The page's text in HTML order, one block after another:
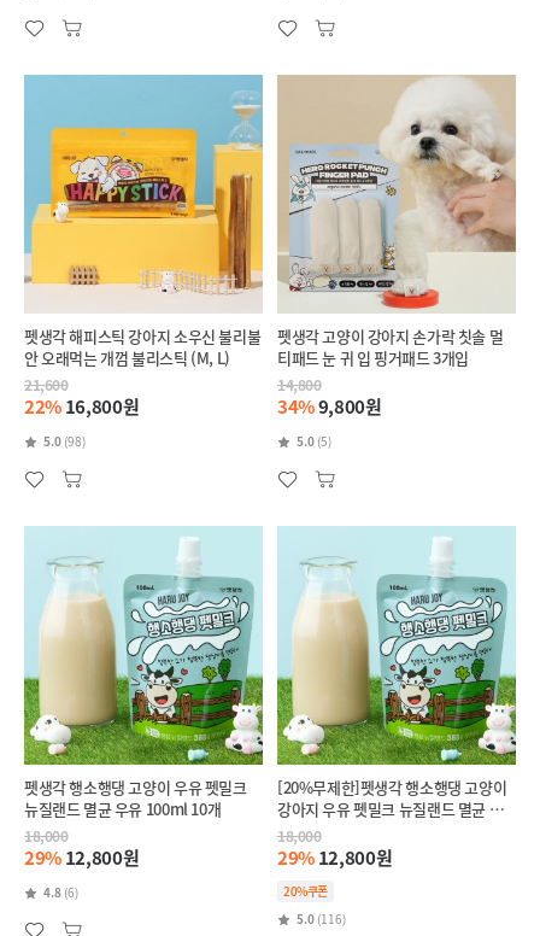
펫생각 해피스틱 강아지 소우신 불리불
안 오래먹는 개껌 불리스틱 (M, L)
21,600
22%16,800원
5.0 (98)
펫생각 고양이 강아지 손가락 칫솔 멀
티패드 눈 귀 입 핑거패드 3개입
14,800
34%9,800원
5.0 (5)
펫생각 행소행댕 고양이 우유 펫밀크
뉴질랜드 멸균 우유 100ml 10개
18,000
29%12,800원
4.8 (6)
[20%무제한]펫생각 행소행댕 고양이
강아지 우유 펫밀크 뉴질랜드 멸균 우
유 100ml 10개
18,000
29%12,800원
20%쿠폰
5.0 (116)